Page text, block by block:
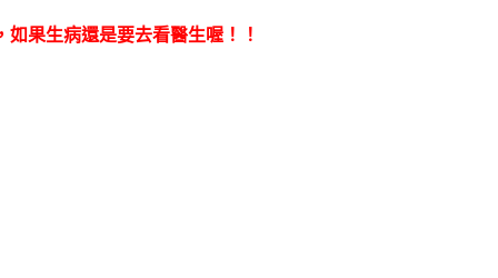
果生病還是要去看醫生喔！！